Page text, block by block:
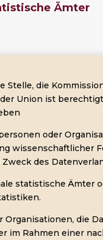
Ämter
Stelle, die
Union ist
oder
wissenschaftlicher
des
statistische Ämter
Organisationen, die
im Rahmen einer